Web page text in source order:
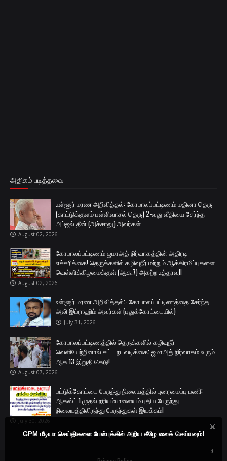
அதிகம் படித்தவை
உள்ளூர் மரண அறிவித்தல்: கோபாலப்பட்டிணம் மதினா தெரு
(காட்டுக்குளம் பள்ளிவாசல் தெரு) 2-வது வீதியை சேர்ந்த
அப்ஜல் தீன் (அச்சாலு) அவர்கள்
August 02, 2026
கோபாலப்பட்டிணம் ஜமாஅத் நிர்வாகத்தின் அதிரடி
எச்சரிக்கை! தெருக்களில் கழிவுநீர் மற்றும் ஆக்கிரமிப்புகளை
வெள்ளிக்கிழமைக்குள் (ஆக.7) அகற்ற உத்தரவு!!
August 02, 2026
உள்ளூர் மரண அறிவித்தல்:- கோபாலப்பட்டிணத்தை சேர்ந்த
அலி இப்ராஹிம் அவர்கள் (புதுக்கோட்டையில்)
July 31, 2026
கோபாலப்பட்டிணத்தில் தெருக்களில் கழிவுநீர்
வெளியேற்றினால் சட்ட நடவடிக்கை: ஜமாஅத் நிர்வாகம் வரும்
ஆக.13 இறுதி கெடு!
August 07, 2026
பட்டுக்கோட்டை பேருந்து நிலையத்தில் புனரமைப்பு பணி:
ஆகஸ்ட் 1 முதல் நரியம்பாளையம் புதிய பேருந்து
நிலையத்திலிருந்து பேருந்துகள் இயக்கம்!
July 30, 2026
GPM மீடியா செய்திகளை பேஸ்புக்கில் அறிய கீழே லைக் செய்யவும்!